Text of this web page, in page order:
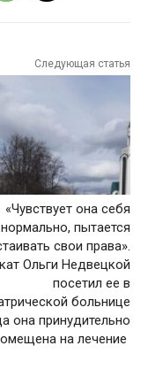
Следующая статья
«Чувствует она себя
нормально, пытается
свои права».
Ольги Недвецкой
посетил ее в
больнице
она принудительно
на лечение